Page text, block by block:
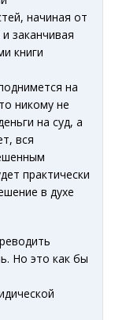
начиная от
заканчивая
книги
на
никому не
на суд, а
вся
практически
в духе
Но это как бы